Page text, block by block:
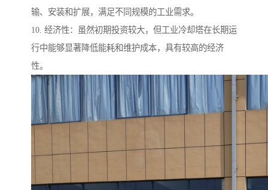
输、安装和扩展，满足不同规模的工业需求。
10. 经济性：虽然初期投资较大，但工业冷却塔在长期运
行中能够显著降低能耗和维护成本，具有较高的经济
性。